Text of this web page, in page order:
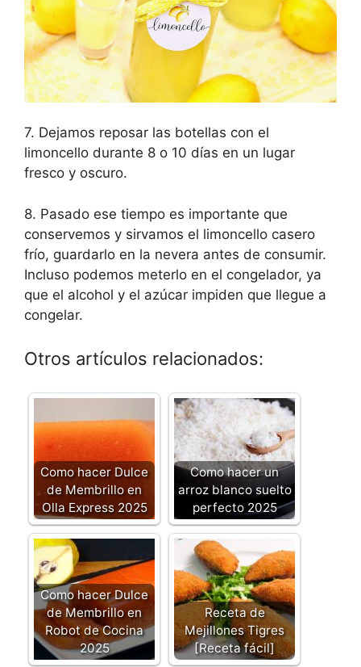
7. Dejamos reposar las botellas con el
limoncello durante 8 o 10 días en un lugar
fresco y oscuro.
8. Pasado ese tiempo es importante que
conservemos y sirvamos el limoncello casero
frío, guardarlo en la nevera antes de consumir.
Incluso podemos meterlo en el congelador, ya
que el alcohol y el azúcar impiden que llegue a
congelar.
Otros artículos relacionados:
Como hacer Dulce
de Membrillo en
Olla Express 2025
Como hacer un
arroz blanco suelto
perfecto 2025
Como hacer Dulce
de Membrillo en
Robot de Cocina
2025
Receta de
Mejillones Tigres
[Receta fácil]